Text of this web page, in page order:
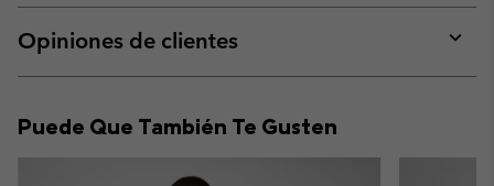
or
Opiniones de clientes
or
Puede Que También Te Gusten